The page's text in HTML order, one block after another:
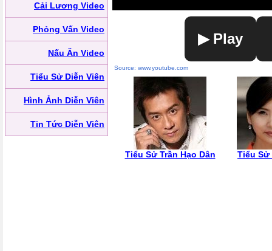
Cải Lương Video
Phỏng Vấn Video
Nấu Ăn Video
Tiểu Sử Diễn Viên
Hình Ảnh Diễn Viên
Tin Tức Diễn Viên
▶ Play
Source: www.youtube.com
Tiểu Sử Trần Hạo Dân Tiểu Sử